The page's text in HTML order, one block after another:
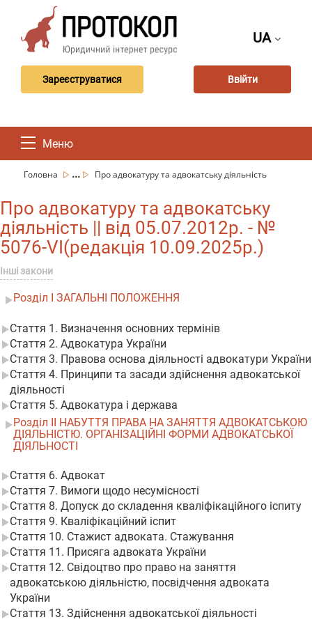
UA
Зареєструватися Ввійти
Меню
Головна ... Про адвокатуру та адвокатську діяльність
Про адвокатуру та адвокатську
діяльність || від 05.07.2012р. - №
5076-VI(редакція 10.09.2025р.)
Інші закони
Розділ I ЗАГАЛЬНІ ПОЛОЖЕННЯ
Стаття 1. Визначення основних термінів
Стаття 2. Адвокатура України
Стаття 3. Правова основа діяльності адвокатури України
Стаття 4. Принципи та засади здійснення адвокатської
діяльності
Стаття 5. Адвокатура і держава
Розділ II НАБУТТЯ ПРАВА НА ЗАНЯТТЯ АДВОКАТСЬКОЮ
ДІЯЛЬНІСТЮ. ОРГАНІЗАЦІЙНІ ФОРМИ АДВОКАТСЬКОЇ
ДІЯЛЬНОСТІ
Стаття 6. Адвокат
Стаття 7. Вимоги щодо несумісності
Стаття 8. Допуск до складення кваліфікаційного іспиту
Стаття 9. Кваліфікаційний іспит
Стаття 10. Стажист адвоката. Стажування
Стаття 11. Присяга адвоката України
Стаття 12. Свідоцтво про право на заняття
адвокатською діяльністю, посвідчення адвоката
України
Стаття 13. Здійснення адвокатської діяльності